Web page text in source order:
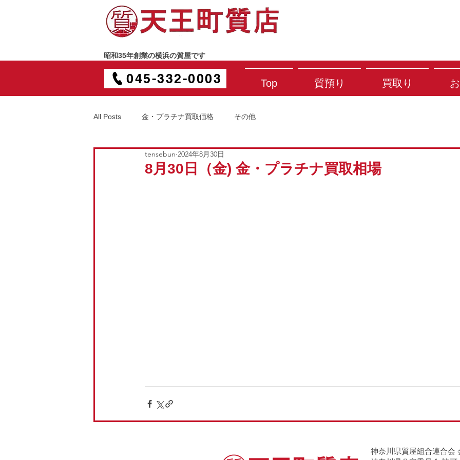
昭和35年創業の横浜の質屋です
045-332-0003 Top 質預り 買取り
All Posts 金・プラチナ買取価格 その他
8月30日（金) 金・プラチナ買取相場
tensebun 2024年8月30日
神奈川県質屋組合連合会